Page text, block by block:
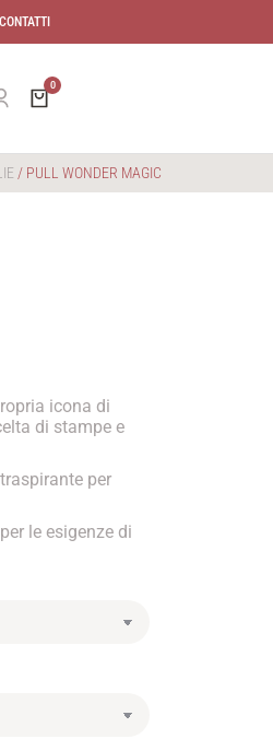
CONTATTI
/ PULL WONDER MAGIC
icona di
di stampe e
per
le esigenze di